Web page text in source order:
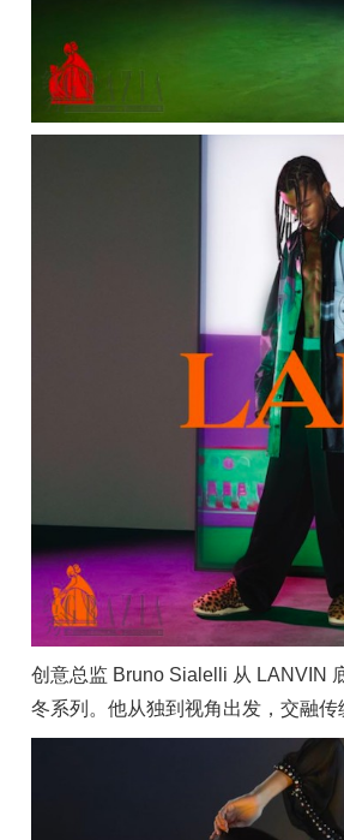
创意总监 Bruno Sialelli 从 LANVIN
冬系列。他从独到视角出发，交融